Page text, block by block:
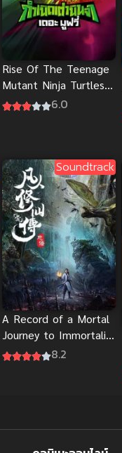
Rise Of The Teenage
Mutant Ninja Turtles
The Movie ฟรีออนไลน์
6.0
Soundtrack
A Record of a Mortal
Journey to Immortality
คัมภีร์วิถีเซียน
8.2